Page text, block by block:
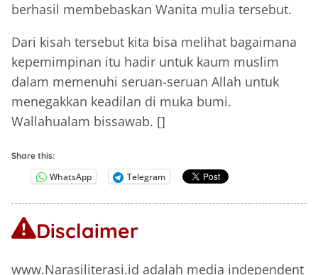
berhasil membebaskan Wanita mulia tersebut.
Dari kisah tersebut kita bisa melihat bagaimana
kepemimpinan itu hadir untuk kaum muslim
dalam memenuhi seruan-seruan Allah untuk
menegakkan keadilan di muka bumi.
Wallahualam bissawab. []
Share this:
WhatsApp Telegram
Disclaimer
www.Narasiliterasi.id adalah media independent